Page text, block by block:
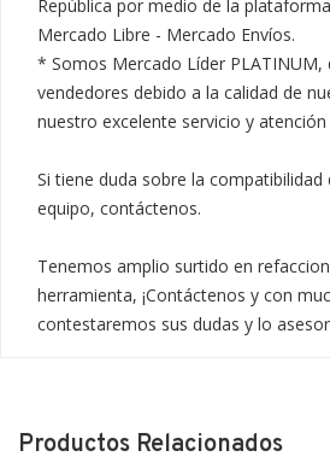
República por medio de la
Mercado Libre - Mercado Envíos.
* Somos Mercado Líder PLATINUM,
vendedores debido a la calidad de
nuestro excelente servicio y atención
Si tiene duda sobre la compatibilidad
equipo, contáctenos.
Tenemos amplio surtido en
herramienta, ¡Contáctenos y con
contestaremos sus dudas y lo
Productos Relacionados